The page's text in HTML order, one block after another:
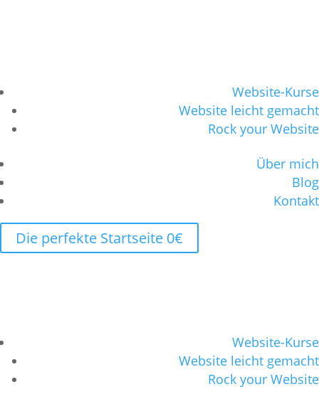
Website-Kurse
Website leicht gemacht
Rock your Website
Über mich
Blog
Kontakt
Die perfekte Startseite 0€
Website-Kurse
Website leicht gemacht
Rock your Website